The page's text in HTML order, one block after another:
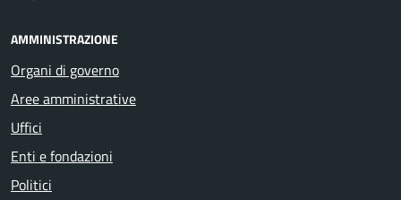
AMMINISTRAZIONE
Organi di governo
Aree amministrative
Uffici
Enti e fondazioni
Politici